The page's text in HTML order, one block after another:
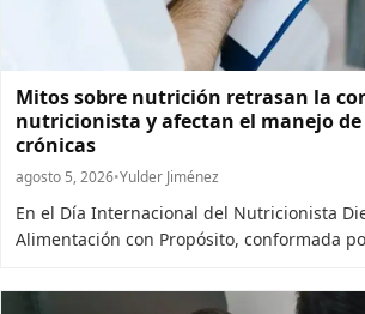
Mitos sobre nutrición retrasan la
nutricionista y afectan el manejo
crónicas
agosto 5, 2026•Yulder Jiménez
En el Día Internacional del Nutricionista
Alimentación con Propósito, conformada